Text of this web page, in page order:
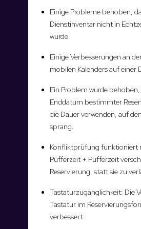
Einige Probleme behoben,
Dienstinventar nicht in
wurde
Einige Verbesserungen an
mobilen Kalenders auf einer
Ein Problem wurde
Enddatum bestimmter
die Dauer verwenden, auf
sprang.
Konfliktprüfung funktioniert
Pufferzeit + Pufferzeit
Reservierung, statt sie zu
Tastaturzugänglichkeit: Die
Tastatur im
verbessert.